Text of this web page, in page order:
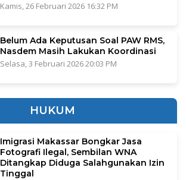
Kamis, 26 Februari 2026 16:32 PM
Belum Ada Keputusan Soal PAW RMS,
Nasdem Masih Lakukan Koordinasi
Selasa, 3 Februari 2026 20:03 PM
HUKUM
Imigrasi Makassar Bongkar Jasa
Fotografi Ilegal, Sembilan WNA
Ditangkap Diduga Salahgunakan Izin
Tinggal